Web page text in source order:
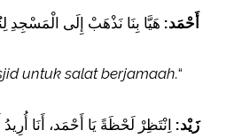
أَحْمَد: هَيَّا بِنَا نَذْهَبْ إِلَى الْمَسْجِدِ
untuk salat berjamaah.“
زَيْد: اِنْتَظِرْ لَحْظَةً يَا أَحْمَد، أَنَا